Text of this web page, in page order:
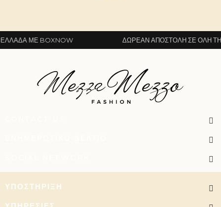
ΜΕ BOXNOW ΔΩΡΕΆΝ ΑΠΟΣΤΟΛΉ ΣΕ ΌΛΗ ΤΗΝ
ΥΠΟΣΤΉΡΙΞΗ